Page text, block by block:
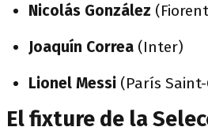
Nicolás González
Joaquín Correa (Inter)
Lionel Messi (París
El fixture de la